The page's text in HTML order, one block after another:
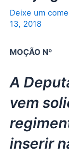
Deixe um
13, 2018
MOÇÃO Nº
A
vem
inserir